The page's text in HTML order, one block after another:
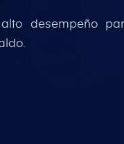
desempeño